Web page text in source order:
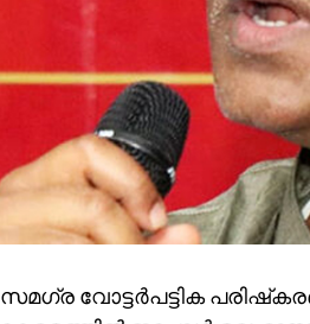
സമഗ്ര വോട്ടര്‍പട്ടിക